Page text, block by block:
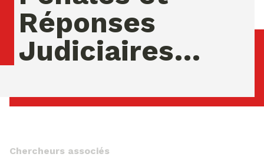
Réponses
Judiciaires…
Chercheurs associés